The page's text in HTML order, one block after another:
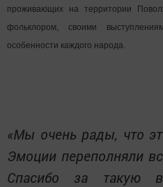
проживающих на территории
фольклором, cвоими
особенности каждого народа.
«Мы очень рады, что
Эмоции переполняли
Спасибо за такую